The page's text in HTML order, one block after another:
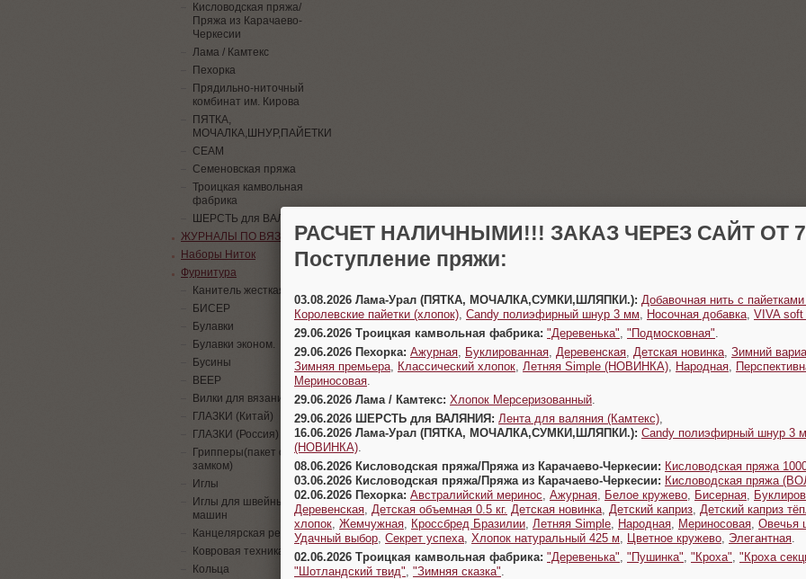
Кисловодская пряжа/
Пряжа из Карачаево-
Черкесии
Лама / Камтекс
Пехорка
Прядильно-ниточный
комбинат им. Кирова
ПЯТКА,
МОЧАЛКА,ШНУР,ПАЙЕТКИ
СЕАМ
Семеновская пряжа
Троицкая камвольная
фабрика
ШЕРСТЬ для ВАЛЯНИЯ
ЖУРНАЛЫ ПО ВЯЗАНИЮ
Наборы Ниток
Фурнитура
Канитель жесткая
БИСЕР
Булавки
Булавки эконом.
Бусины
ВЕЕР
Вилки для вязания
ГЛАЗКИ (Китай)
ГЛАЗКИ (Россия)
Грипперы(пакет с
замком)
Иглы
Иглы для швейных
машин
Канцелярская резинка
Ковровая техника
Кольца
РАСЧЕТ НАЛИЧНЫМИ!!! ЗАКАЗ ЧЕРЕЗ САЙТ ОТ
Поступление пряжи:
03.08.2026 Лама-Урал (ПЯТКА, МОЧАЛКА,СУМКИ,ШЛЯПКИ.): Добавочная нить с
Королевские пайетки (хлопок) Candy полиэфирный шнур 3 мм Носочная добавка VIVA
29.06.2026 Троицкая камвольная фабрика: "Деревенька" "Подмосковная"
29.06.2026 Пехорка: Ажурная Буклированная Деревенская Детская новинка Зимний
Зимняя премьера
Классический хлопок Летняя Simple (НОВИНКА) Народная
Мериносовая
29.06.2026 Лама / Камтекс: Хлопок Мерсеризованный
29.06.2026 ШЕРСТЬ для ВАЛЯНИЯ: Лента для валяния (Камтекс)
16.06.2026 Лама-Урал (ПЯТКА, МОЧАЛКА,СУМКИ,ШЛЯПКИ.): Candy полиэфирный шнур 3
(НОВИНКА)
08.06.2026 Кисловодская пряжа/Пряжа из Карачаево-Черкесии: Кисловодская пряжа
03.06.2026 Кисловодская пряжа/Пряжа из Карачаево-Черкесии: Кисловодская пряжа
02.06.2026 Пехорка: Австралийский меринос Ажурная Белое кружево Бисерная
Деревенская Детская объемная 0.5 кг. Детская новинка Детский каприз Детский каприз
хлопок Жемчужная Кроссбред Бразилии Летняя Simple Народная Мериносовая Овечья
Удачный выбор Секрет успеха Хлопок натуральный 425 м Цветное кружево Элегантная
02.06.2026 Троицкая камвольная фабрика: "Деревенька" "Пушинка" "Кроха" "Кроха
"Шотландский твид" "Зимняя сказка"